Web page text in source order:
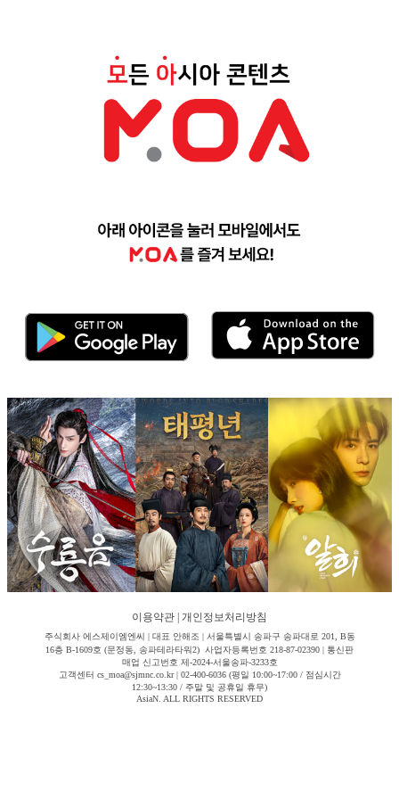
이용약관 개인정보처리방침
주식회사 에스제이엠엔씨 | 대표 안해조 | 서울특별시 송파구 송파대로 201, B동
16층 B-1609호 (문정동, 송파테라타워2) 사업자등록번호 218-87-02390 | 통신판
매업 신고번호 제-2024-서울송파-3233호
고객센터 cs_moa@sjmnc.co.kr | 02-400-6036 (평일 10:00~17:00 / 점심시간
12:30~13:30 / 주말 및 공휴일 휴무)
AsiaN. ALL RIGHTS RESERVED